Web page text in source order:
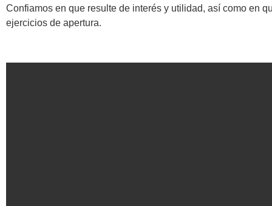
Confiamos en que resulte de interés y utilidad, así como en
ejercicios de apertura.